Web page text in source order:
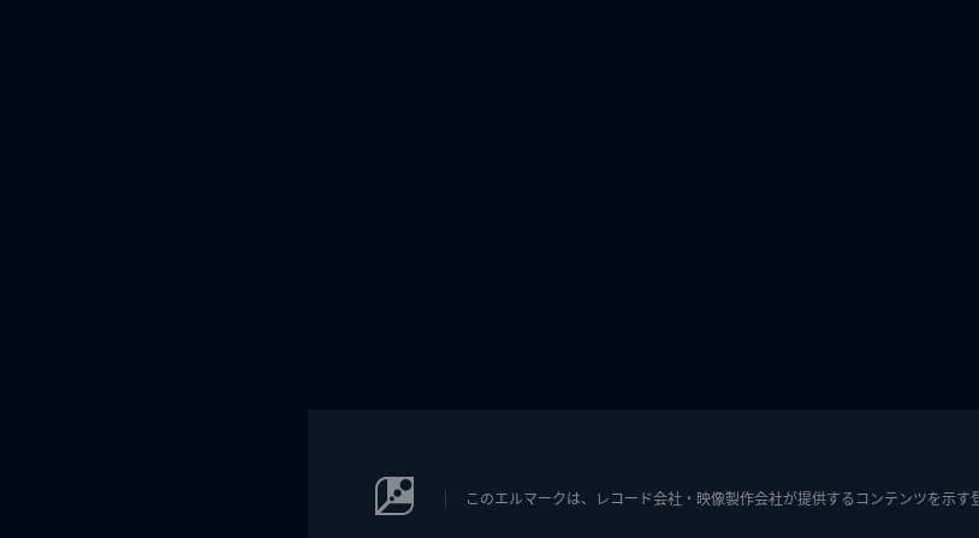
このエルマークは、レコード会社・映像製作会社が提供するコンテンツを示す